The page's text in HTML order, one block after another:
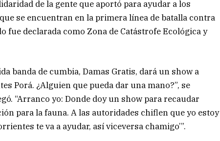
de la gente que aportó para ayudar a los
se encuentran en la primera línea de batalla contra
fue declarada como Zona de Catástrofe Ecológica y
banda de cumbia, Damas Gratis, dará un show a
Porá. ¿Alguien que pueda dar una mano?”, se
“Arranco yo: Donde doy un show para recaudar
para la fauna. A las autoridades chiflen que yo estoy
te va a ayudar, así viceversa chamigo’”.